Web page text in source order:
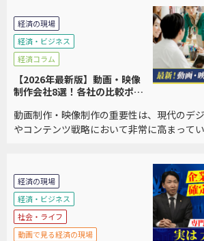
経済の現場
経済・ビジネス
経済コラム
【2026年最新版】動画・映像
制作会社8選！各社の比較ポイ
動画制作・映像制作の重要性は、現代のデ
やコンテンツ戦略において非常に高まって
経済の現場
経済・ビジネス
社会・ライフ
動画で見る経済の現場